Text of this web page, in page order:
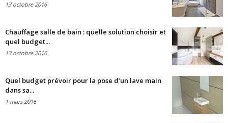
13 octobre 2016
Chauffage salle de bain : quelle solution choisir et
quel budget...
13 octobre 2016
Quel budget prévoir pour la pose d’un lave main
dans sa...
1 mars 2016